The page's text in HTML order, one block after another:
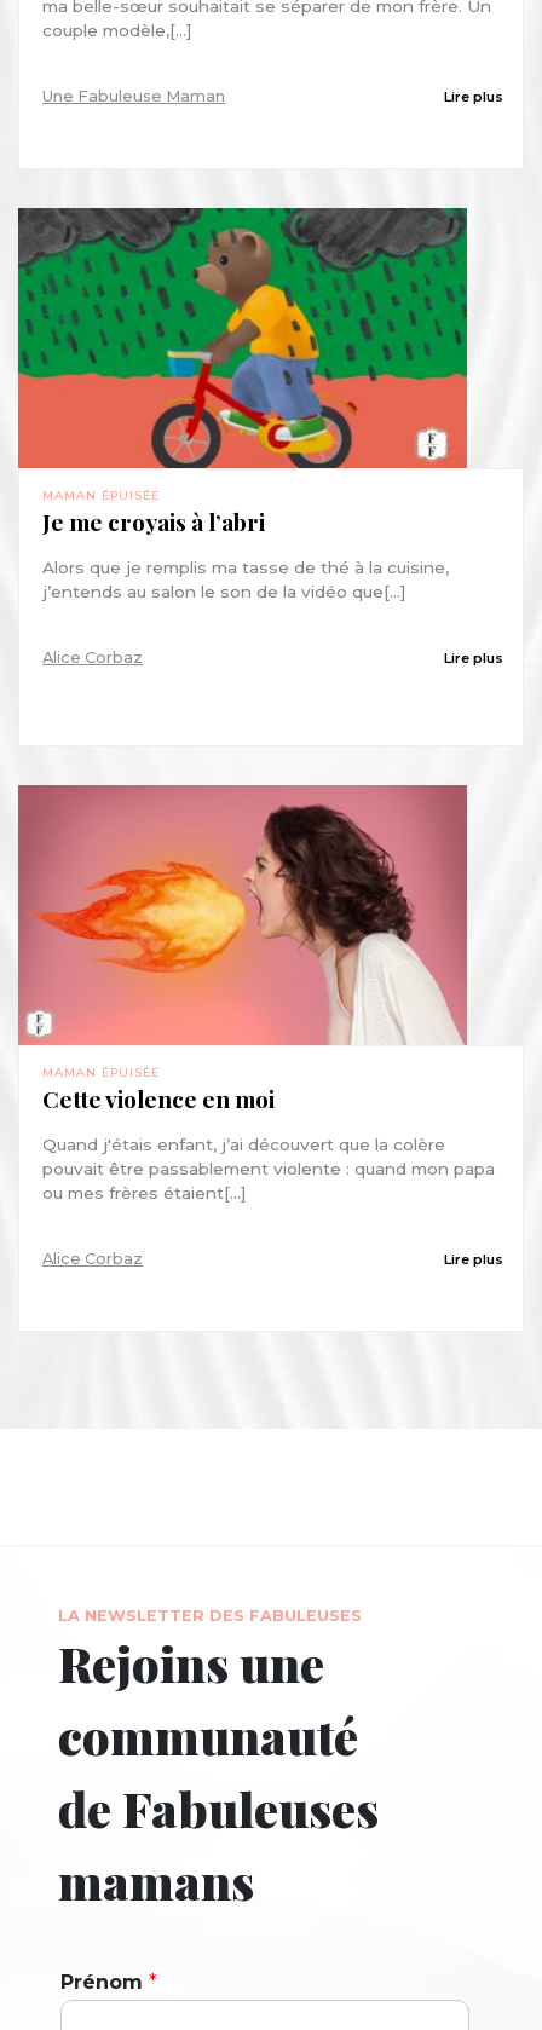
ma belle-sœur souhaitait se séparer de mon frère. Un
couple modèle,[...]
Une Fabuleuse Maman Lire plus
MAMAN ÉPUISÉE
Je me croyais à l’abri
Alors que je remplis ma tasse de thé à la cuisine,
j’entends au salon le son de la vidéo que[...]
Alice Corbaz Lire plus
MAMAN ÉPUISÉE
Cette violence en moi
Quand j'étais enfant, j’ai découvert que la colère
pouvait être passablement violente : quand mon papa
ou mes frères étaient[...]
Alice Corbaz Lire plus
LA NEWSLETTER DES FABULEUSES
Rejoins une
communauté
de Fabuleuses
mamans
Prénom *